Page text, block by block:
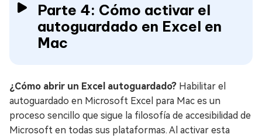
Parte 4: Cómo activar el
autoguardado en Excel en
Mac
¿Cómo abrir un Excel autoguardado? Habilitar el
autoguardado en Microsoft Excel para Mac es un
proceso sencillo que sigue la filosofía de accesibilidad de
Microsoft en todas sus plataformas. Al activar esta